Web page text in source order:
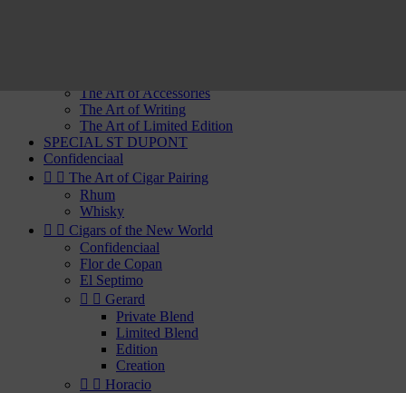
The Art of Accessories
The Art of Writing
The Art of Limited Edition
SPECIAL ST DUPONT
Confidenciaal
  The Art of Cigar Pairing
Rhum
Whisky
  Cigars of the New World
Confidenciaal
Flor de Copan
El Septimo
  Gerard
Private Blend
Limited Blend
Edition
Creation
  Horacio